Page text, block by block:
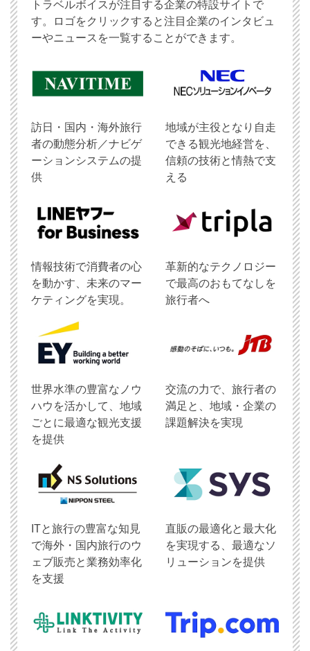
トラベルボイスが注目する企業の特設サイトで
す。ロゴをクリックすると注目企業のインタビュ
ーやニュースを一覧することができます。
訪日・国内・海外旅行
者の動態分析／ナビゲ
ーションシステムの提
供
地域が主役となり自走
できる観光地経営を、
信頼の技術と情熱で支
える
情報技術で消費者の心
を動かす、未来のマー
ケティングを実現。
革新的なテクノロジー
で最高のおもてなしを
旅行者へ
世界水準の豊富なノウ
ハウを活かして、地域
ごとに最適な観光支援
を提供
交流の力で、旅行者の
満足と、地域・企業の
課題解決を実現
ITと旅行の豊富な知見
で海外・国内旅行のウ
ェブ販売と業務効率化
を支援
直販の最適化と最大化
を実現する、最適なソ
リューションを提供